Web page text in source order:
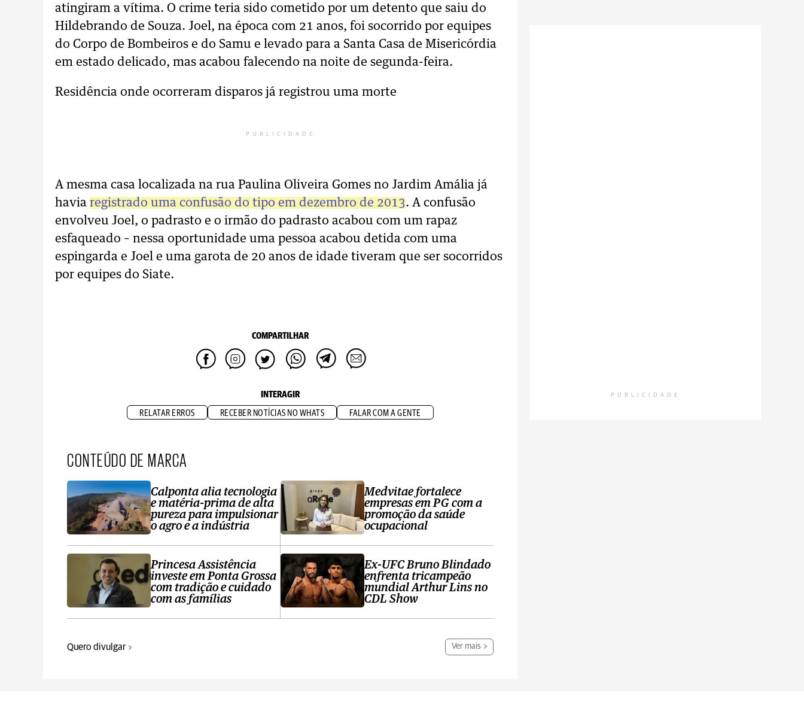
atingiram a vítima. O crime teria sido cometido por um detento que saiu do
Hildebrando de Souza. Joel, na época com 21 anos, foi socorrido por equipes
do Corpo de Bombeiros e do Samu e levado para a Santa Casa de Misericórdia
em estado delicado, mas acabou falecendo na noite de segunda-feira.
Residência onde ocorreram disparos já registrou uma morte
PUBLICIDADE
A mesma casa localizada na rua Paulina Oliveira Gomes no Jardim Amália já
havia registrado uma confusão do tipo em dezembro de 2013. A confusão
envolveu Joel, o padrasto e o irmão do padrasto acabou com um rapaz
esfaqueado – nessa oportunidade uma pessoa acabou detida com uma
espingarda e Joel e uma garota de 20 anos de idade tiveram que ser socorridos
por equipes do Siate.
COMPARTILHAR
INTERAGIR
RELATAR ERROS RECEBER NOTÍCIAS NO WHATS FALAR COM A GENTE
CONTEÚDO DE MARCA
Calponta alia tecnologia
e matéria-prima de alta
pureza para impulsionar
o agro e a indústria
Princesa Assistência
investe em Ponta Grossa
com tradição e cuidado
com as famílias
Medvitae fortalece
empresas em PG com a
promoção da saúde
ocupacional
Ex-UFC Bruno Blindado
enfrenta tricampeão
mundial Arthur Lins no
CDL Show
Quero divulgar Ver mais
PUBLICIDADE